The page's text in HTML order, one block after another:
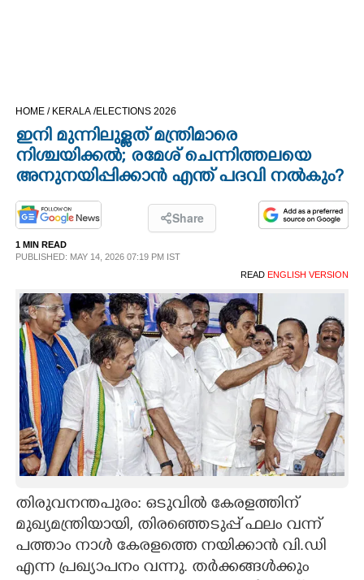
OPINION
PHOTOS
LIFESTYLE
SPIRITUAL
INFO+
ART
ASTRO
CARTOONS
LITERATURE
HOME / KERALA /ELECTIONS 2026
ഇനി മുന്നിലുള്ളത് മന്ത്രിമാരെ
നിശ്ചയിക്കല്‍; രമേശ് ചെന്നിത്തലയെ
അനുനയിപ്പിക്കാന്‍ എന്ത് പദവി നല്‍കും?
Share
1 MIN READ
PUBLISHED: MAY 14, 2026 07:19 PM IST
READ ENGLISH VERSION
തിരുവനന്തപുരം: ഒടുവില്‍ കേരളത്തിന്
മുഖ്യമന്ത്രിയായി, തിരഞ്ഞെടുപ്പ് ഫലം വന്ന്
പത്താം നാള്‍ കേരളത്തെ നയിക്കാന്‍ വി.ഡി
എന്ന പ്രഖ്യാപനം വന്നു. തര്‍ക്കങ്ങള്‍ക്കും